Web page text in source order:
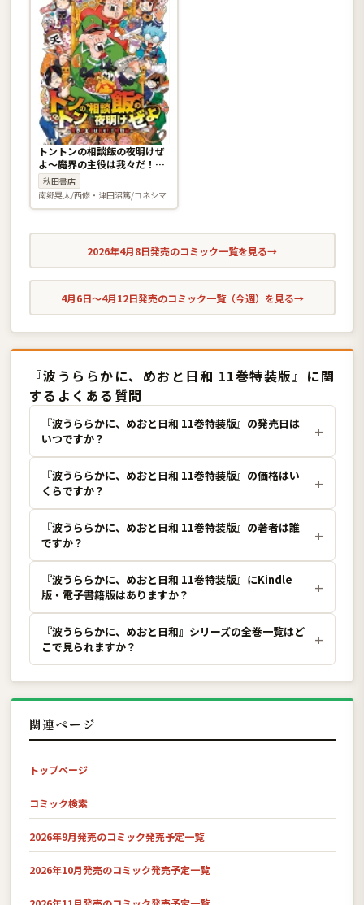
トントンの相談飯の夜明けぜ
よ〜魔界の主役は我々だ！特
別編〜
秋田書店
南郷晃太/西修・津田沼篤/コネシマ
2026年4月8日発売のコミック一覧を見る→
4月6日〜4月12日発売のコミック一覧（今週）を見る→
『波うららかに、めおと日和 11巻特装版』に関
するよくある質問
『波うららかに、めおと日和 11巻特装版』の発売日は
いつですか？
『波うららかに、めおと日和 11巻特装版』の価格はい
くらですか？
『波うららかに、めおと日和 11巻特装版』の著者は誰
ですか？
『波うららかに、めおと日和 11巻特装版』にKindle
版・電子書籍版はありますか？
『波うららかに、めおと日和』シリーズの全巻一覧はど
こで見られますか？
関連ページ
トップページ
コミック検索
2026年9月発売のコミック発売予定一覧
2026年10月発売のコミック発売予定一覧